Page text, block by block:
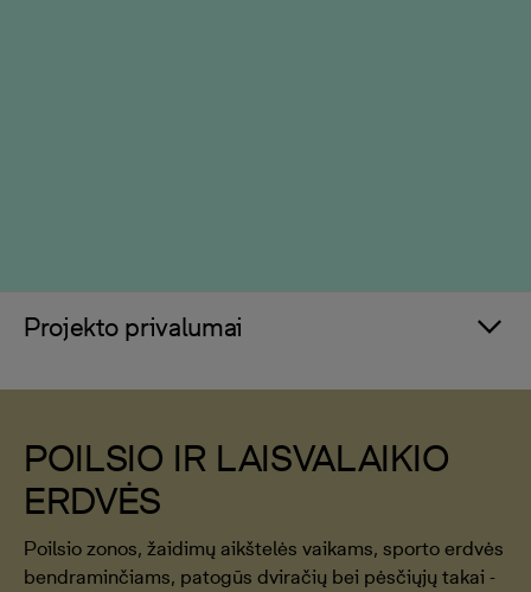
Projekto privalumai
POILSIO IR LAISVALAIKIO
ERDVĖS
Poilsio zonos, žaidimų aikštelės vaikams, sporto erdvės
bendraminčiams, patogūs dviračių bei pėsčiųjų takai -